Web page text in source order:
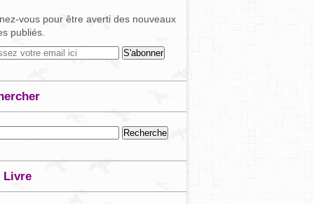
vous pour être averti des nouveaux
publiés.
Livre